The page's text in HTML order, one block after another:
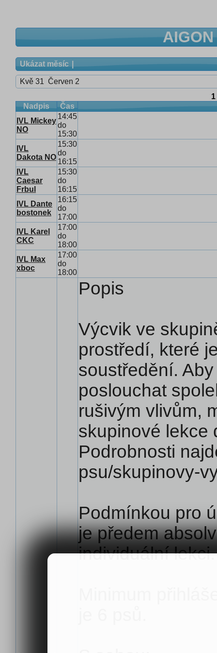
Ukázat měsíc
Kvě 31 Červen 2
Nadpis
Čas
IVL Mickey
NO
14:45
do
15:30
IVL
Dakota NO
15:30
do
16:15
IVL
Caesar
Frbul
15:30
do
16:15
IVL Dante
bostonek
16:15
do
17:00
IVL Karel
CKC
17:00
do
18:00
IVL Max
xboc
17:00
do
18:00
Popis
Výcvik ve
prostředí, které
soustředění.
poslouchat
rušivým vlivům,
skupinové lekce
Podrobnosti
psu/skupinovy-
Podmínkou pro
je předem
individuální lekci.